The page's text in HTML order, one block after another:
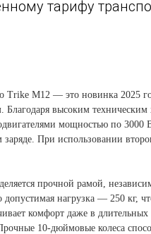
тарифу
Trike M12 — это новинка 2025
высоким
мощностью по 3000
При использовании
прочной рамой,
нагрузка — 250 кг,
комфорт даже в
10-дюймовые колеса